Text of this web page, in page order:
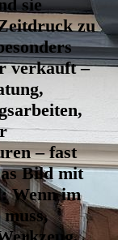
sie
zu
verkauft –
– fast
Bild mit
Wenn im